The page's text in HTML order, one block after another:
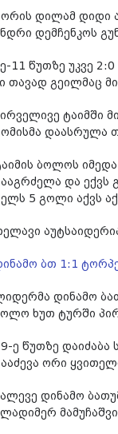
დილამ დიდი
დემჩენკოს
11 წუთზე უკვე
თავად გეილმაც
ტაიმში
დაასრულა
ბოლოს
და ექვს
5 გოლი აქვს
ბთ 1:1
დინამო
ხუთ ტურში
ე წუთზე
ორი
დინამო